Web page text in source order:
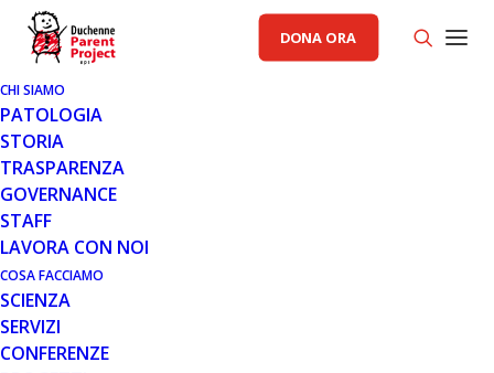
DONA ORA
CHI SIAMO
PATOLOGIA
STORIA
TRASPARENZA
GOVERNANCE
STAFF
LAVORA CON NOI
COSA FACCIAMO
SCIENZA
SERVIZI
CONFERENZE
GENERALE
1 SET 2020
IN ARRIVO LA GIORNATA
MONDIALE DI
SENSIBILIZZAZIONE SULLA
DISTROFIA MUSCOLARE DI